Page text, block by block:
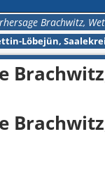
Brachwitz,
Löbejün,